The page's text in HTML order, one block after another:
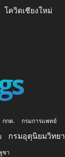
โควิดเชียงใหม่
กกต. กรมการแพทย์
กรมอุตุนิยมวิทยา
ชา